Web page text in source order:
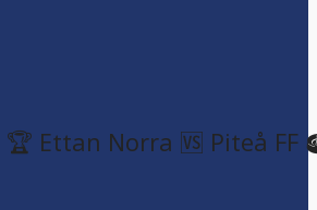
🏆 Ettan Norra 🆚 Piteå FF